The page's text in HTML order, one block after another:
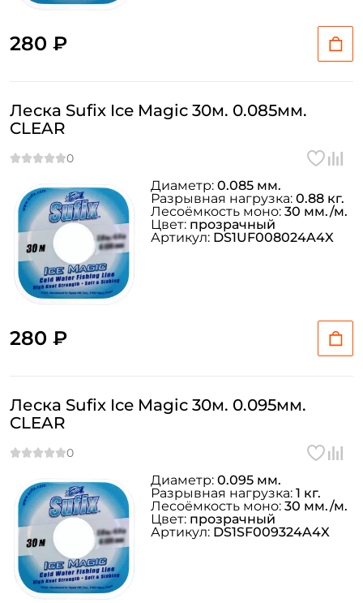
280 ₽
Леска Sufix Ice Magic 30м. 0.085мм.
CLEAR
280 ₽
Диаметр: 0.085 мм.
Разрывная нагрузка: 0.88 кг.
Лесоёмкость моно: 30 мм./м.
Цвет: прозрачный
Артикул: DS1UF008024A4X
Леска Sufix Ice Magic 30м. 0.095мм.
CLEAR
Диаметр: 0.095 мм.
Разрывная нагрузка: 1 кг.
Лесоёмкость моно: 30 мм./м.
Цвет: прозрачный
Артикул: DS1SF009324A4X